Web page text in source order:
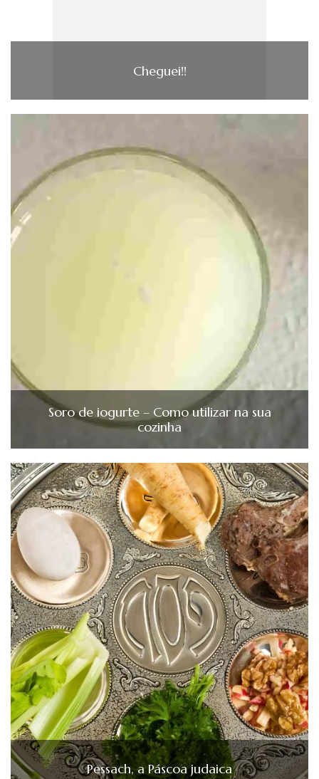
Cheguei!!
Soro de iogurte – Como utilizar na sua
cozinha
Pessach, a Páscoa judaica